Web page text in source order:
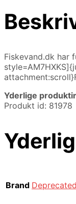
Fiskevand.dk har
Yderlige
Produkt id: 81978
Brand